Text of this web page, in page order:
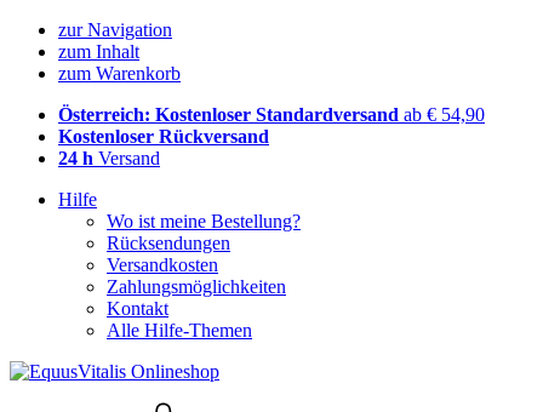
zur Navigation
zum Inhalt
zum Warenkorb
Österreich: Kostenloser Standardversand ab € 54,90
Kostenloser Rückversand
24 h Versand
Hilfe
Wo ist meine Bestellung?
Rücksendungen
Versandkosten
Zahlungsmöglichkeiten
Kontakt
Alle Hilfe-Themen